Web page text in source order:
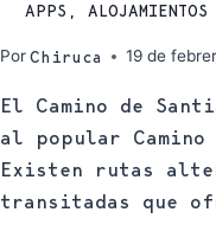
APPS,
Por Chiruca 19 de
El Camino de
al popular Camino
Existen rutas
transitadas que